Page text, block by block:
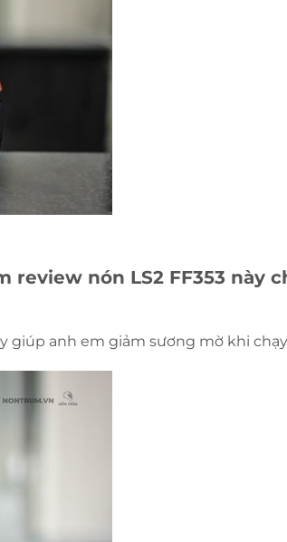
review nón LS2 FF353 này
giúp anh em giảm sương mờ khi